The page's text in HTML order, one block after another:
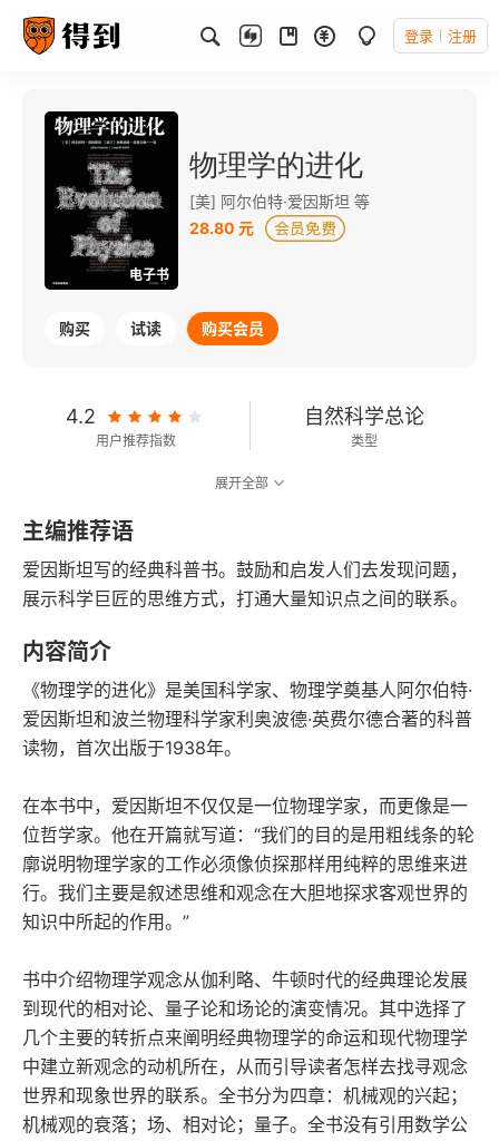
登录 注册
电子书
物理学的进化
[美] 阿尔伯特·爱因斯坦 等
28.80 元
购买 试读 购买会员
4.2
用户推荐指数
自然科学总论
类型
129千字
字数
2019-03-01
发行日期
展开全部
主编推荐语
爱因斯坦写的经典科普书。鼓励和启发人们去发现问题，
展示科学巨匠的思维方式，打通大量知识点之间的联系。
内容简介
《物理学的进化》是美国科学家、物理学奠基人阿尔伯特·
爱因斯坦和波兰物理科学家利奥波德·英费尔德合著的科普
读物，首次出版于1938年。
在本书中，爱因斯坦不仅仅是一位物理学家，而更像是一
位哲学家。他在开篇就写道：“我们的目的是用粗线条的轮
廓说明物理学家的工作必须像侦探那样用纯粹的思维来进
行。我们主要是叙述思维和观念在大胆地探求客观世界的
知识中所起的作用。”
书中介绍物理学观念从伽利略、牛顿时代的经典理论发展
到现代的相对论、量子论和场论的演变情况。其中选择了
几个主要的转折点来阐明经典物理学的命运和现代物理学
中建立新观念的动机所在，从而引导读者怎样去找寻观念
世界和现象世界的联系。全书分为四章：机械观的兴起；
机械观的衰落；场、相对论；量子。全书没有引用数学公